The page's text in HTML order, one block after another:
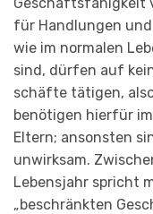
für Handlungen
wie im normalen
sind, dürfen auf
schäfte tätigen,
benötigen hierfür
Eltern; ansonsten
unwirksam.
Lebensjahr spricht
„beschränkten